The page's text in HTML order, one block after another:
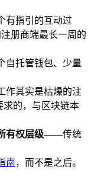
有指引的互动过
册商端最长一周的
自托管钱包、少量
作其实是枯燥的注
的，与区块链本
有权层级——传统
南，而不是之后。